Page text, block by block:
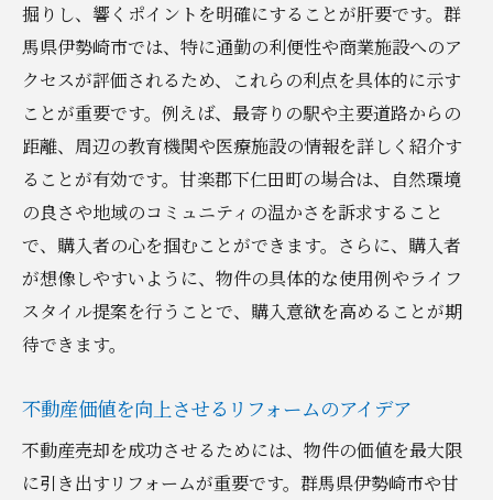
掘りし、響くポイントを明確にすることが肝要です。群
馬県伊勢崎市では、特に通勤の利便性や商業施設へのア
クセスが評価されるため、これらの利点を具体的に示す
ことが重要です。例えば、最寄りの駅や主要道路からの
距離、周辺の教育機関や医療施設の情報を詳しく紹介す
ることが有効です。甘楽郡下仁田町の場合は、自然環境
の良さや地域のコミュニティの温かさを訴求すること
で、購入者の心を掴むことができます。さらに、購入者
が想像しやすいように、物件の具体的な使用例やライフ
スタイル提案を行うことで、購入意欲を高めることが期
待できます。
不動産価値を向上させるリフォームのアイデア
不動産売却を成功させるためには、物件の価値を最大限
に引き出すリフォームが重要です。群馬県伊勢崎市や甘